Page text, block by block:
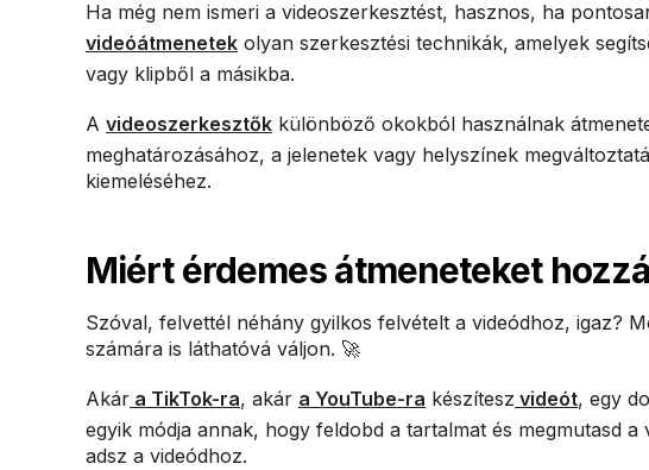
Ha még nem ismeri a videoszerkesztést, hasznos, ha
videóátmenetek olyan szerkesztési technikák, amelyek
vagy klipből a másikba.
A videoszerkesztők különböző okokból használnak
meghatározásához, a jelenetek vagy helyszínek
kiemeléséhez.
Miért érdemes átmeneteket
Szóval, felvettél néhány gyilkos felvételt a videódhoz, igaz?
számára is láthatóvá váljon. 🚀
Akár a TikTok-ra, akár a YouTube-ra készítesz videót, egy
egyik módja annak, hogy feldobd a tartalmat és megmutasd
adsz a videódhoz.